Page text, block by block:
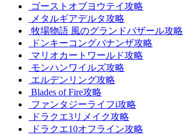
ゴーストオブヨウテイ攻略
メタルギアデルタ攻略
牧場物語 風のグランドバザール攻略
ドンキーコングバナンザ攻略
マリオカートワールド攻略
モンハンワイルズ攻略
エルデンリング攻略
Blades of Fire攻略
ファンタジーライフi攻略
ドラクエ3リメイク攻略
ドラクエ10オフライン攻略